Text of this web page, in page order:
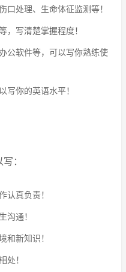
口处理、生命体征监测等！
，写清楚掌握程度！
公软件等，可以写你熟练使
写你的英语水平！
：
认真负责！
沟通！
和新知识！
处！